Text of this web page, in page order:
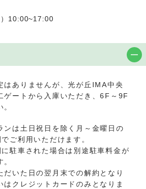
10:00~17:00
はありませんが、光が丘IMA中央
ゲートから入庫いただき、6F～9F
ンは土日祝日を除く月～金曜日の
ご利用いただけます。
駐車された場合は別途駐車料金が
だいた日の翌月末での解約となり
はクレジットカードのみとなりま